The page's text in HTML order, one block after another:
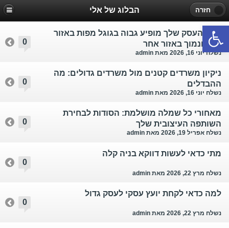
פתח סרגל נגישות
חזרה הבלוג של אלי
0
למה העסק שלך מופיע גבוה בגוגל מפות באזור
אחד ונמוך באזור אחר￼
נשלח יוני 16, 2026 מאת admin
0
ניקיון משרדים קטנים מול משרדים גדולים: מה
ההבדלים￼
נשלח יוני 16, 2026 מאת admin
0
מאחורי כל שמלה מושלמת: הסודות לבחירת
השותפה העיצובית שלך
נשלח אפריל 19, 2026 מאת admin
0
מתי כדאי לעשות דווקא בניה קלה
נשלח מרץ 22, 2026 מאת admin
0
למה כדאי לקחת יועץ עסקי לעסק גדול
נשלח מרץ 22, 2026 מאת admin